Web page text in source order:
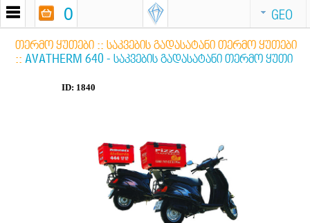
GEO
0
ᲗᲔᲠᲛᲝ ᲧᲣᲗᲔᲑᲘ:: ᲡᲐᲙᲕᲔᲑᲘᲡ ᲒᲐᲓᲐᲡᲐᲢᲐᲜᲘ ᲗᲔᲠᲛᲝ ᲧᲣᲗᲔᲑᲘ
:: AVATHERM 640 - ᲡᲐᲙᲕᲔᲑᲘᲡ ᲒᲐᲓᲐᲡᲐᲢᲐᲜᲘ ᲗᲔᲠᲛᲝ ᲧᲣᲗᲘ
ID: 1840